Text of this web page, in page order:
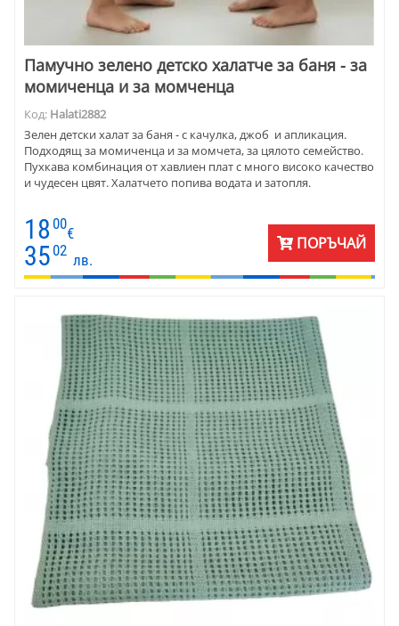
Памучно зелено детско халатче за баня - за
момиченца и за момченца
Код: Halati2882
Зелен детски халат за баня - с качулка, джоб и апликация.
Подходящ за момиченца и за момчета, за цялото семейство.
Пухкава комбинация от хавлиен плат с много високо качество
и чудесен цвят. Халатчето попива водата и затопля.
18 00
€
35 02
лв.
ПОРЪЧАЙ